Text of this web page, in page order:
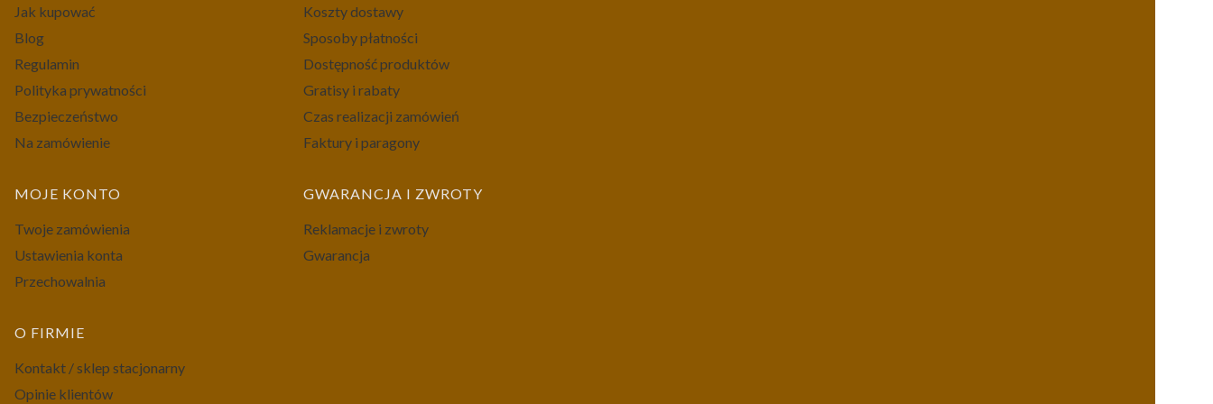
Jak kupować
Blog
Regulamin
Polityka prywatności
Bezpieczeństwo
Na zamówienie
Koszty dostawy
Sposoby płatności
Dostępność produktów
Gratisy i rabaty
Czas realizacji zamówień
Faktury i paragony
MOJE KONTO
Twoje zamówienia
Ustawienia konta
Przechowalnia
GWARANCJA I ZWROTY
Reklamacje i zwroty
Gwarancja
O FIRMIE
Kontakt / sklep stacjonarny
Opinie klientów